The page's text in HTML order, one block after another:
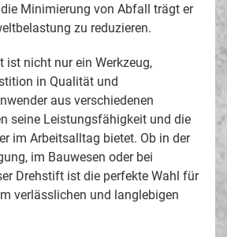
Minimierung von Abfall trägt er
zu reduzieren.
ist nicht nur ein Werkzeug,
in Qualität und
aus verschiedenen
seine Leistungsfähigkeit und die
im Arbeitsalltag bietet. Ob in der
im Bauwesen oder bei
Drehstift ist die perfekte Wahl für
verlässlichen und langlebigen